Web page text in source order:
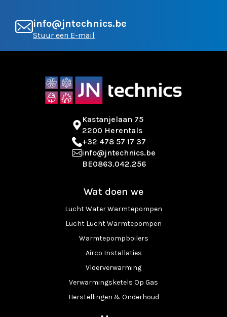
info@jntechnics.be
Stuur een E-mail
Kastanjelaan 75
2200 Herentals
+32 478 57 17 37
info@jntechnics.be
BE0863.042.256
Wat doen we
Lucht Water Warmtepompen
Lucht Lucht Warmtepompen
Warmtepompboilers
Airco Installaties
Vloerverwarming
Verwarmingsketels Op Gas
Herstellingen & Onderhoud